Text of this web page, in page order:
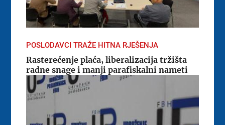
POSLODAVCI TRAŽE HITNA RJEŠENJA
Rasterećenje plaća, liberalizacija tržišta
radne snage i manji parafiskalni nameti